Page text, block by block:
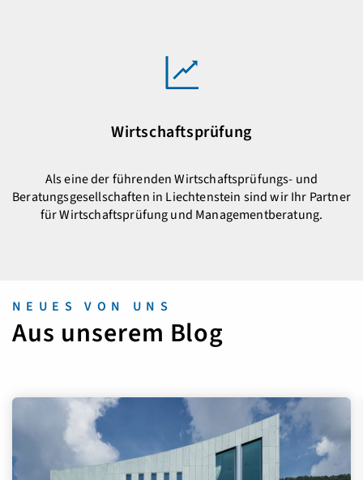
Wirtschaftsprüfung
Als eine der führenden Wirtschaftsprüfungs- und
Beratungsgesellschaften in Liechtenstein sind wir Ihr Partner
für Wirtschaftsprüfung und Managementberatung.
NEUES VON UNS
Aus unserem Blog